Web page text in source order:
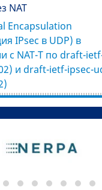
NAT
Encapsulation
IPsec в UDP) в
с NAT-T по draft-
и draft-ietf-ipsec-